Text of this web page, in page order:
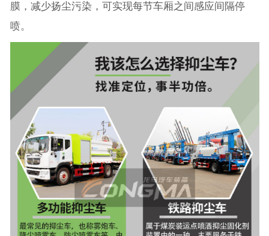
膜，减少扬尘污染，可实现每节车厢之间感应间隔停
喷。